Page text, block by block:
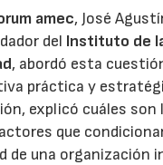
amec, José
del Instituto de
, abordó esta
práctica y
explicó cuáles son
que
de una organización